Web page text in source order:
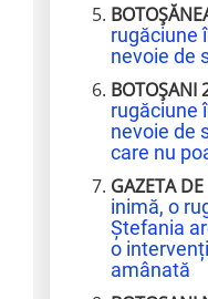
rugăciune
nevoie de
BOTOȘANI
rugăciune
nevoie de
care nu
GAZETA
inimă, o
Ștefania
o
amânată